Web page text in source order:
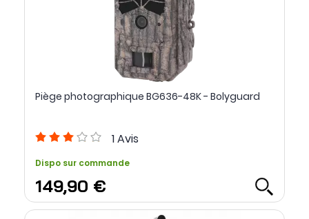
Piège photographique BG636-48K - Bolyguard
1Avis
Dispo sur commande
149,90 €